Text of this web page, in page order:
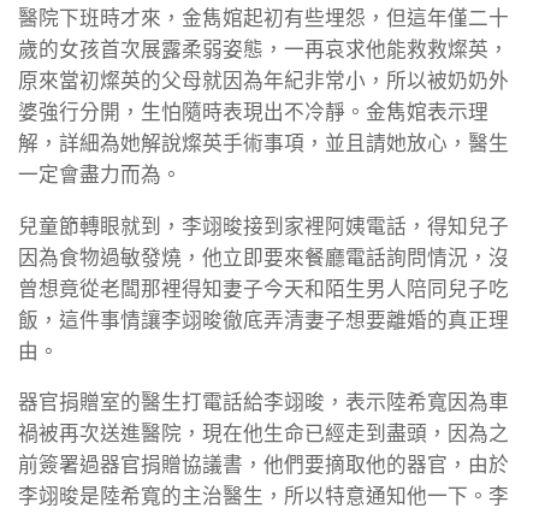
醫院下班時才來，金雋婠起初有些埋怨，但這年僅二十
歲的女孩首次展露柔弱姿態，一再哀求他能救救燦英，
原來當初燦英的父母就因為年紀非常小，所以被奶奶外
婆強行分開，生怕隨時表現出不冷靜。金雋婠表示理
解，詳細為她解說燦英手術事項，並且請她放心，醫生
一定會盡力而為。
兒童節轉眼就到，李翊晙接到家裡阿姨電話，得知兒子
因為食物過敏發燒，他立即要來餐廳電話詢問情況，沒
曾想竟從老闆那裡得知妻子今天和陌生男人陪同兒子吃
飯，這件事情讓李翊晙徹底弄清妻子想要離婚的真正理
由。
器官捐贈室的醫生打電話給李翊晙，表示陸希寬因為車
禍被再次送進醫院，現在他生命已經走到盡頭，因為之
前簽署過器官捐贈協議書，他們要摘取他的器官，由於
李翊晙是陸希寬的主治醫生，所以特意通知他一下。李